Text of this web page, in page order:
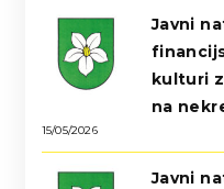
Javni
kulturi
na
15/05/2026
Javni